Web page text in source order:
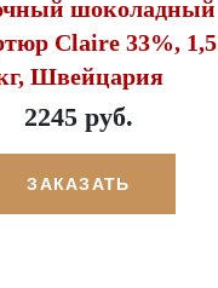
шоколадный
Claire 33%, 1,5
Швейцария
2245 руб.
ЗАКАЗАТЬ